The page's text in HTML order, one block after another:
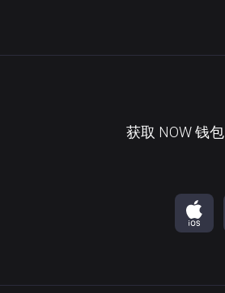
获取 NOW 钱